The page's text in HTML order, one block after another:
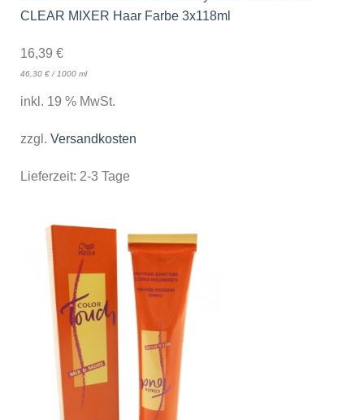
CLEAR MIXER Haar Farbe 3x118ml
16,39 €
46,30 €/ 1000 ml
inkl. 19 % MwSt.
zzgl. Versandkosten
Lieferzeit: 2-3 Tage